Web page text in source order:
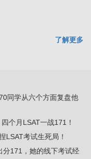
了解更多
同学从六个方面复盘他
个月LSAT一战171！
LSAT考试生死局！
分171，她的线下考试经